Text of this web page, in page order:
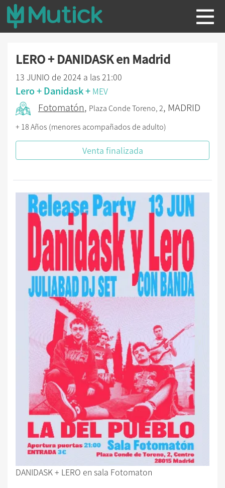
LERO + DANIDASK en Madrid
13 JUNIO de 2024 a las 21:00
Lero + Danidask + MEV
Fotomatón, Plaza Conde Toreno, 2, MADRID
+ 18 Años (menores acompañados de adulto)
Venta finalizada
DANIDASK + LERO en sala Fotomaton